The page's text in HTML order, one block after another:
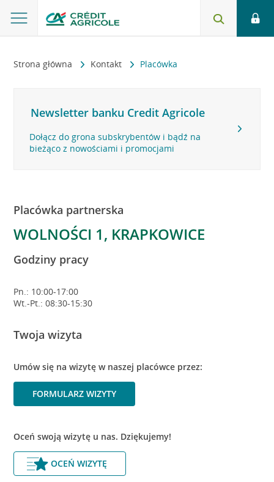
Strona główna Kontakt Placówka
Newsletter banku Credit Agricole
Dołącz do grona subskrybentów i bądź na
bieżąco z nowościami i promocjami
Placówka partnerska
WOLNOŚCI 1, KRAPKOWICE
Godziny pracy
Pn.: 10:00-17:00
Wt.-Pt.: 08:30-15:30
Twoja wizyta
Umów się na wizytę w naszej placówce przez:
FORMULARZ WIZYTY
Oceń swoją wizytę u nas. Dziękujemy!
OCEŃ WIZYTĘ